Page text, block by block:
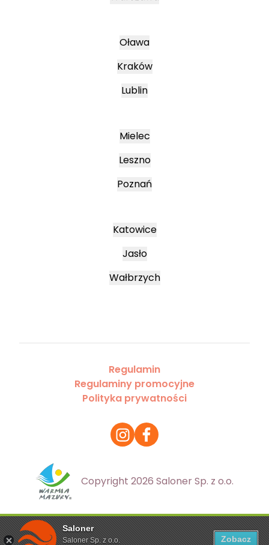
Saloner
Saloner Sp. z o.o. Zobacz
Ta strona korzysta z plików cookies. Aby dowiedzieć się
Oława
Kraków
Lublin
Mielec
Leszno
Poznań
Katowice
Jasło
Wałbrzych
Regulamin
Regulaminy promocyjne
Polityka prywatności
Copyright 2026 Saloner Sp. z o.o.